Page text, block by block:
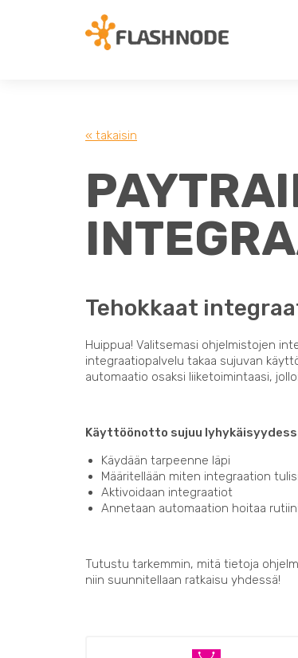
« takaisin
Tehokkaat
Huippua! Valitsemasi ohjelmistojen
integraatiopalvelu takaa sujuvan
automaatio osaksi liiketoimintaasi,
Käyttöönotto sujuu
Käydään tarpeenne läpi
Määritellään miten integraation
Aktivoidaan integraatiot
Annetaan automaation hoitaa
Tutustu tarkemmin, mitä tietoja
niin suunnitellaan ratkaisu yhdessä!